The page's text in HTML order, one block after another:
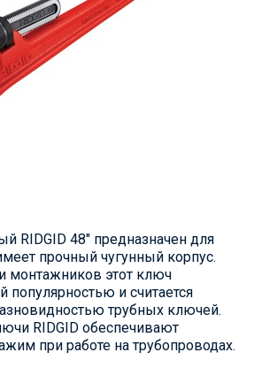
RIDGID 48" предназначен для
прочный чугунный корпус.
монтажников этот ключ
популярностью и считается
трубных ключей.
RIDGID обеспечивают
при работе на трубопроводах.